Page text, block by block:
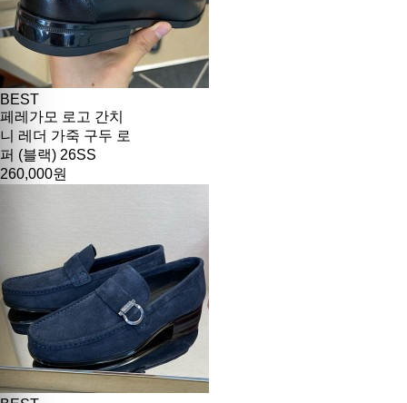
BEST
페레가모 로고 간치
니 레더 가죽 구두 로
퍼 (블랙) 26SS
260,000원